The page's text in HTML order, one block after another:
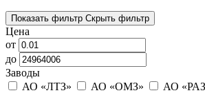
Показать фильтр Скрыть фильтр
Цена
от
до
Заводы
АО «ЛТЗ»
АО «ОМЗ» АО